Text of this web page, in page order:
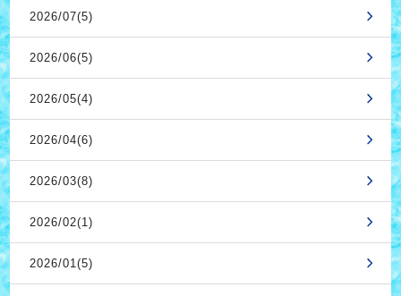
2026/07(5)
2026/06(5)
2026/05(4)
2026/04(6)
2026/03(8)
2026/02(1)
2026/01(5)